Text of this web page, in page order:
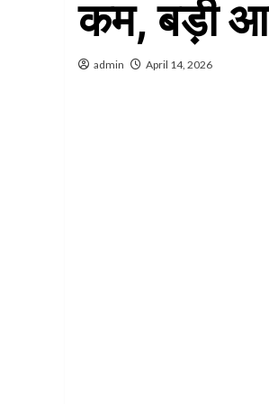
कम, बड़ी
admin April 14, 2026